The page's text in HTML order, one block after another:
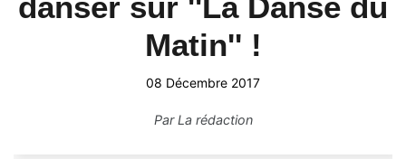
Matin'' !
08 Décembre 2017
ParLa rédaction